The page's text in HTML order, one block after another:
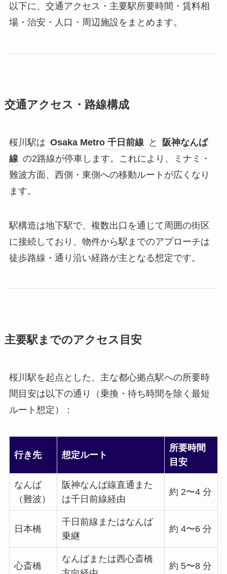
以下に、交通アクセス・主要駅所要時間・賃料相
場・治安・人口・周辺施設をまとめます。
交通アクセス・路線構成
桜川駅は Osaka Metro 千日前線 と
阪神なんば
線 の2路線が停車します。これにより、ミナミ・
難波方面、西側・東側への移動ルートが広くなり
ます。
駅構造は地下駅で、複数出口を通じて周囲の街区
に接続しており、物件から駅までのアプローチは
徒歩路線・通り沿い経路が主となる想定です。
主要駅までのアクセス目安
桜川駅を起点とした、主な都心拠点駅への所要時
間目安は以下の通り（乗換・待ち時間を除く最短
ルート想定）：
行き先 想定ルート
所要時間
目安
なんば
（難波）
阪神なんば線直通また
は千日前線経由
約 2〜4 分
日本橋
千日前線またはなんば
乗継
約 4〜6 分
心斎橋
なんばまたは西心斎橋
約 5〜8 分